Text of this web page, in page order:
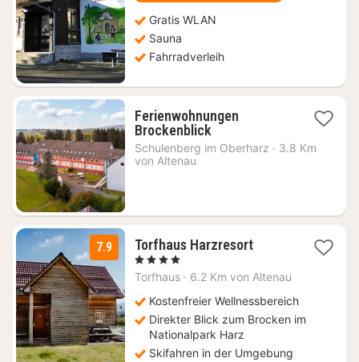
Gratis WLAN
Sauna
Fahrradverleih
Ferienwohnungen
Brockenblick1
Nacht
Schulenberg im Oberharz · 3.8 Km
von Altenau
7.9 Torfhaus Harzresort1
ab
€
, 4 Sterne
Torfhaus · 6.2 Km von Altenau
Kostenfreier Wellnessbereich
Direkter Blick zum Brocken im
Nationalpark Harz
Skifahren in der Umgebung